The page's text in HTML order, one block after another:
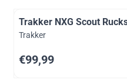
Trakker NXG Scout
Merk:
Trakker
Prijs: 99,99
€99,99